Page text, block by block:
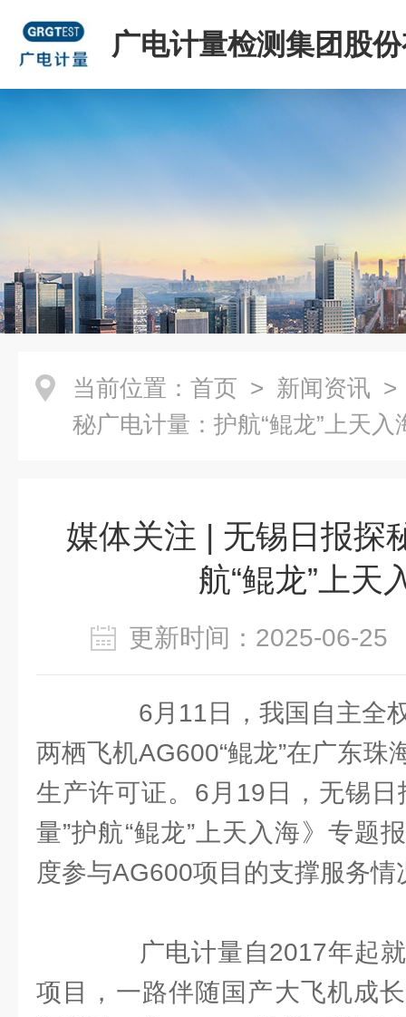
广电计量检测集团股
司
当前位置： 首页 > 新闻资讯 >
秘广电计量：护航“鲲龙”上天入
媒体关注 | 无锡日报探
航“鲲龙”上天
更新时间：2025-06-
6月11日，我国自主全
两栖飞机AG600“鲲龙”在广东珠
生产许可证。6月19日，无锡日
量”护航“鲲龙”上天入海》专题
度参与AG600项目的支撑服务情
广电计量自2017年起就
项目，一路伴随国产大飞机成